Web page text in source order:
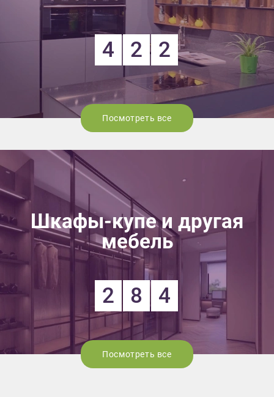
4 2 2
Посмотреть все
Шкафы-купе и другая
мебель
2 8 4
Посмотреть все